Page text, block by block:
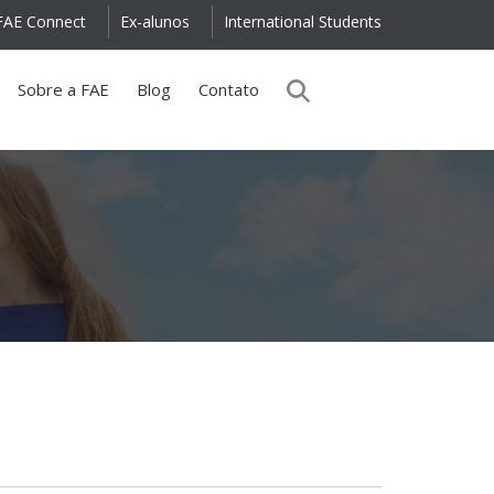
International Students
Ex-alunos
Connect
Sobre a FAE Blog Contato